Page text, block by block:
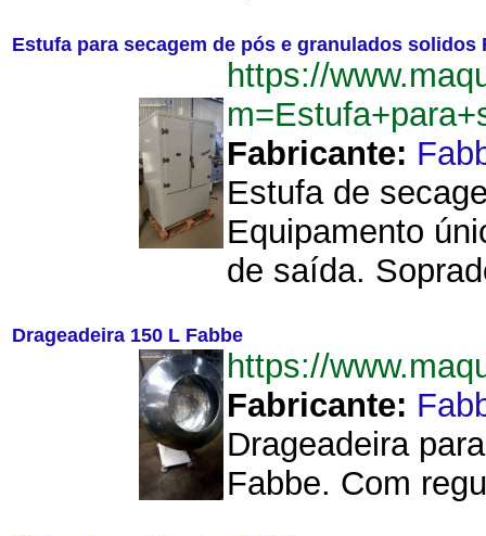
Estufa para secagem de pós e granulados solidos
https://
Fabricante:
Estufa de
Equipamento
de saída.
Drageadeira 150 L Fabbe
https://
Fabricante:
Drageadeira
Fabbe. Com